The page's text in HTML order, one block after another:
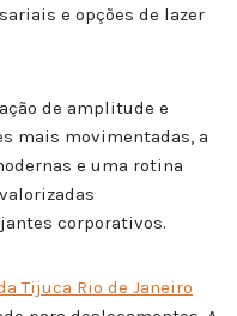
e opções de lazer
de amplitude e
mais movimentadas, a
e uma rotina
corporativos.
Tijuca Rio de Janeiro